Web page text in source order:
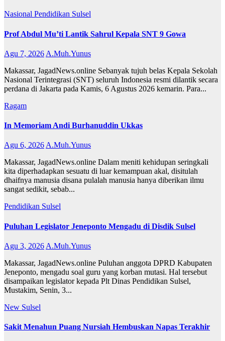
Nasional Pendidikan Sulsel
Prof Abdul Mu’ti Lantik Sahrul Kepala SNT 9 Gowa
Agu 7, 2026 A.Muh.Yunus
Makassar, JagadNews.online Sebanyak tujuh belas Kepala Sekolah
Nasional Terintegrasi (SNT) seluruh Indonesia resmi dilantik secara
perdana di Jakarta pada Kamis, 6 Agustus 2026 kemarin. Para...
Ragam
In Memoriam Andi Burhanuddin Ukkas
Agu 6, 2026A.Muh.Yunus
Makassar, JagadNews.online Dalam meniti kehidupan seringkali
kita diperhadapkan sesuatu di luar kemampuan akal, disitulah
dhaifnya manusia disana pulalah manusia hanya diberikan ilmu
sangat sedikit, sebab...
Pendidikan Sulsel
Puluhan Legislator Jeneponto Mengadu di Disdik Sulsel
Agu 3, 2026 A.Muh.Yunus
Makassar, JagadNews.online Puluhan anggota DPRD Kabupaten
Jeneponto, mengadu soal guru yang korban mutasi. Hal tersebut
disampaikan legislator kepada Plt Dinas Pendidikan Sulsel,
Mustakim, Senin, 3...
New Sulsel
Sakit Menahun Puang Nursiah Hembuskan Napas Terakhir